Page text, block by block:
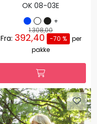
OK 08-03E
+
1.308,00
Fra: 392,40 -70 %
per
pakke